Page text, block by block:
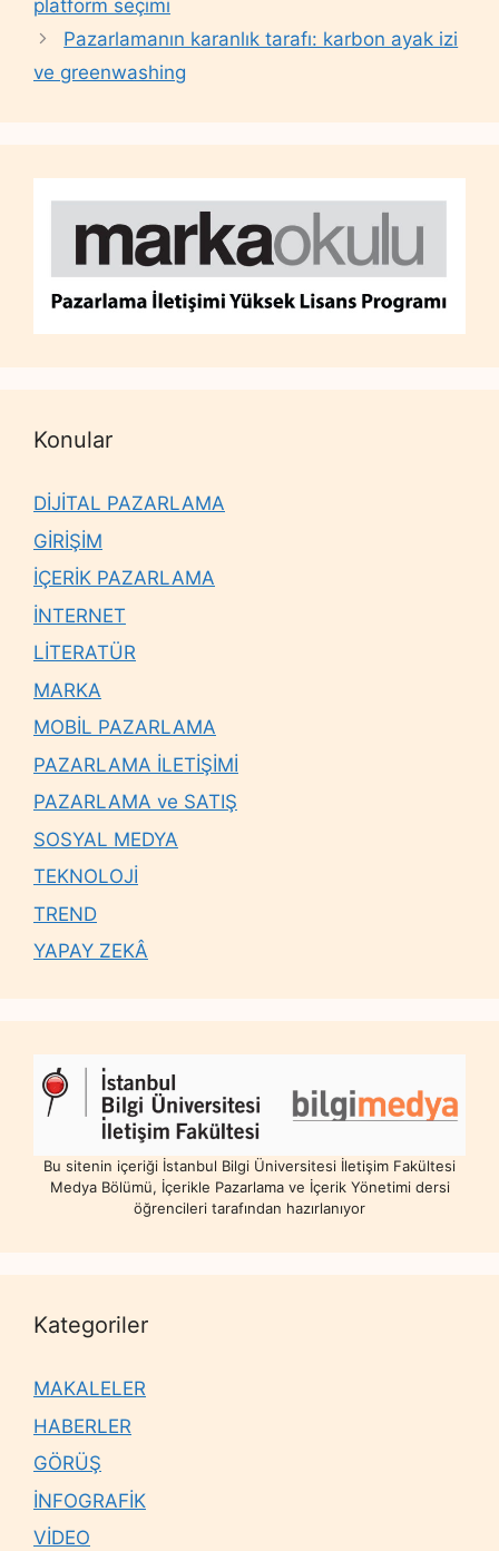
platform seçimi
Pazarlamanın karanlık tarafı: karbon ayak izi
ve greenwashing
Konular
DİJİTAL PAZARLAMA
GİRİŞİM
İÇERİK PAZARLAMA
İNTERNET
LİTERATÜR
MARKA
MOBİL PAZARLAMA
PAZARLAMA İLETİŞİMİ
PAZARLAMA ve SATIŞ
SOSYAL MEDYA
TEKNOLOJİ
TREND
YAPAY ZEKÂ
Bu sitenin içeriği İstanbul Bilgi Üniversitesi İletişim Fakültesi
Medya Bölümü, İçerikle Pazarlama ve İçerik Yönetimi dersi
öğrencileri tarafından hazırlanıyor
Kategoriler
MAKALELER
HABERLER
GÖRÜŞ
İNFOGRAFİK
VİDEO